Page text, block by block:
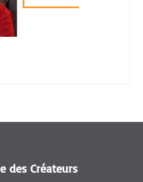
des Créateurs